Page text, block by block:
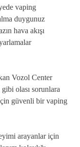
vaping
duygunuz
hava akışı
Vozol Center
gibi olası sorunlara
güvenli bir vaping
arayanlar için